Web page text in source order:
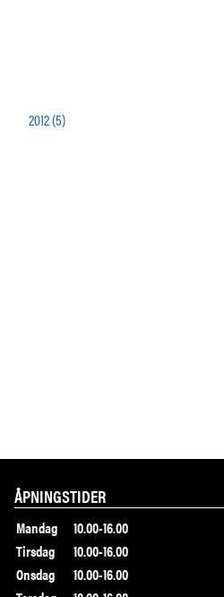
2012 (5)
ÅPNINGSTIDER
Mandag
10.00-16.00
Tirsdag
10.00-16.00
Onsdag
10.00-16.00